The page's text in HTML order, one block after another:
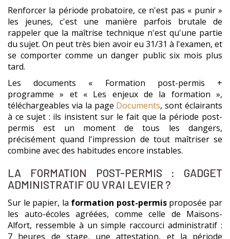
Renforcer la période probatoire, ce n'est pas « punir »
les jeunes, c'est une manière parfois brutale de
rappeler que la maîtrise technique n'est qu'une partie
du sujet. On peut très bien avoir eu 31/31 à l'examen, et
se comporter comme un danger public six mois plus
tard.
Les documents « Formation post-permis +
programme » et « Les enjeux de la formation »,
téléchargeables via la page Documents, sont éclairants
à ce sujet : ils insistent sur le fait que la période post-
permis est un moment de tous les dangers,
précisément quand l'impression de tout maîtriser se
combine avec des habitudes encore instables.
LA FORMATION POST-PERMIS : GADGET
ADMINISTRATIF OU VRAI LEVIER ?
Sur le papier, la formation post-permisproposée par
les auto-écoles agréées, comme celle de Maisons-
Alfort, ressemble à un simple raccourci administratif :
7 heures de stage, une attestation, et la période